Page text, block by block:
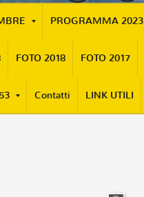
PROGRAMMA 2023
FOTO 2018 FOTO 2017
Contatti LINK UTILI